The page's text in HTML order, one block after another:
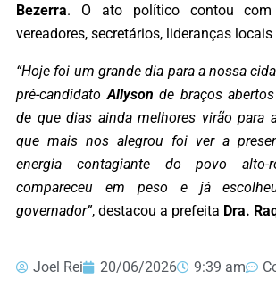
Bezerra. O ato político contou
vereadores, secretários, lideranças
“Hoje foi um grande dia para a nossa
pré-candidatoAllyson de braços
de que dias ainda melhores virão para
que mais nos alegrou foi ver a
energia contagiante do povo alto-
compareceu em peso e já
governador”, destacou a prefeita Dra.
Joel Rei 20/06/2026 9:39 am